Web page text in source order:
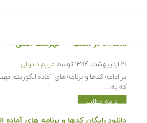
Swarm در متلب — فهرست اصلی
۲۱ اردیبهشت ۱۳۹۴ توسط مریم دانیالی
که به…
ادامه مطلب